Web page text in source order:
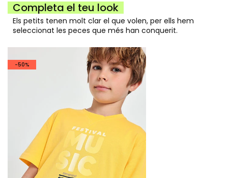
Completa el teu look
Els petits tenen molt clar el que volen, per ells hem
seleccionat les peces que més han conquerit.
-50%